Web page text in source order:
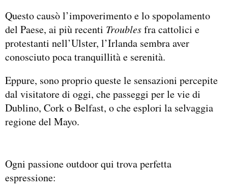
Questo causò l’impoverimento e lo spopolamento
del Paese, ai più recenti Troublesfra cattolici e
protestanti nell’Ulster, l’Irlanda sembra aver
conosciuto poca tranquillità e serenità.
Eppure, sono proprio queste le sensazioni percepite
dal visitatore di oggi, che passeggi per le vie di
Dublino, Cork o Belfast, o che esplori la selvaggia
regione del Mayo.
Ogni passione outdoor qui trova perfetta
espressione: